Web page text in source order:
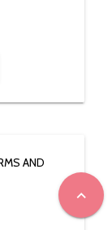
expand_less